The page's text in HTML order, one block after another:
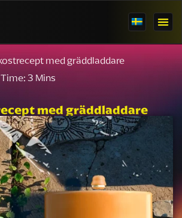
med gräddladdare
med gräddladdare